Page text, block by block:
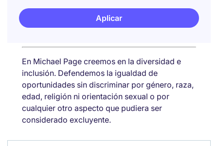
Aplicar
En Michael Page creemos en la diversidad e
inclusión. Defendemos la igualdad de
oportunidades sin discriminar por género, raza,
edad, religión ni orientación sexual o por
cualquier otro aspecto que pudiera ser
considerado excluyente.